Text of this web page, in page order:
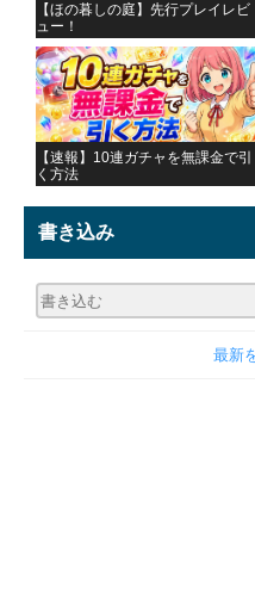
【ほの暮しの庭】先行プレイレビ
ュー！
【速報】10連ガチャを無課金で引
く方法
書き込み
最新